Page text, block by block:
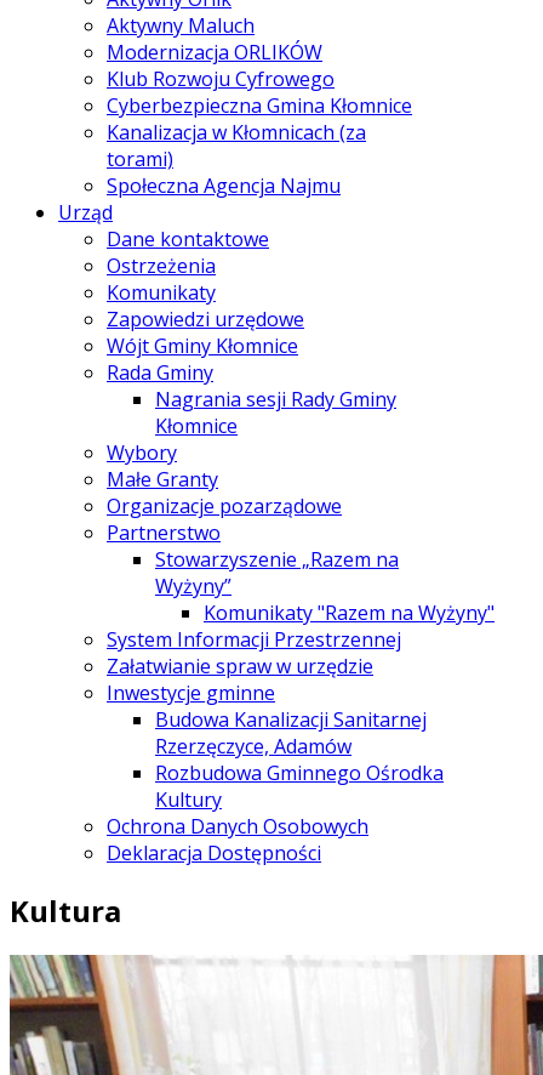
Aktywny Maluch
Modernizacja ORLIKÓW
Klub Rozwoju Cyfrowego
Cyberbezpieczna Gmina Kłomnice
Kanalizacja w Kłomnicach (za
torami)
Społeczna Agencja Najmu
Urząd
Dane kontaktowe
Ostrzeżenia
Komunikaty
Zapowiedzi urzędowe
Wójt Gminy Kłomnice
Rada Gminy
Nagrania sesji Rady Gminy
Kłomnice
Wybory
Małe Granty
Organizacje pozarządowe
Partnerstwo
Stowarzyszenie „Razem na
Wyżyny”
Komunikaty "Razem na Wyżyny"
System Informacji Przestrzennej
Załatwianie spraw w urzędzie
Inwestycje gminne
Budowa Kanalizacji Sanitarnej
Rzerzęczyce, Adamów
Rozbudowa Gminnego Ośrodka
Kultury
Ochrona Danych Osobowych
Deklaracja Dostępności
Kultura